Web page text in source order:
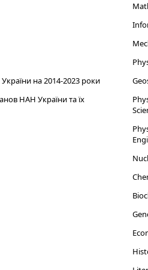
на 2014-2023 роки
НАН України та їх